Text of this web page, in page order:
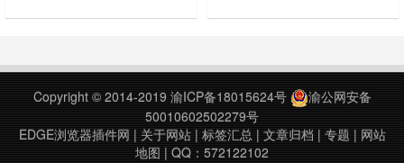
Copyright © 2014-2019 渝ICP备18015624号
渝公网安备
50010602502279号
EDGE浏览器插件网 | 关于网站| 标签汇总| 文章归档 | 专题 | 网站
地图 | QQ：572122102